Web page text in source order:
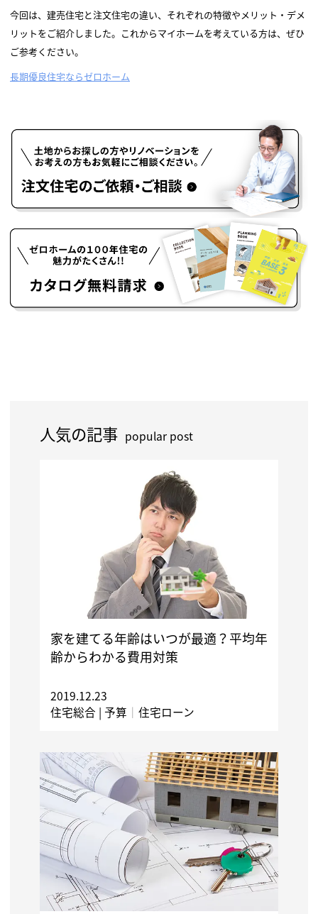
今回は、建売住宅と注文住宅の違い、それぞれの特徴やメリット・デメ
リットをご紹介しました。これからマイホームを考えている方は、ぜひ
ご参考ください。
長期優良住宅ならゼロホーム
人気の記事 popular post
家を建てる年齢はいつが最適？平均年
齢からわかる費用対策
2019.12.23
住宅総合 | 予算 ｜ 住宅ローン